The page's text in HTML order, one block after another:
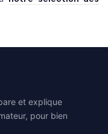
et explique
pour bien